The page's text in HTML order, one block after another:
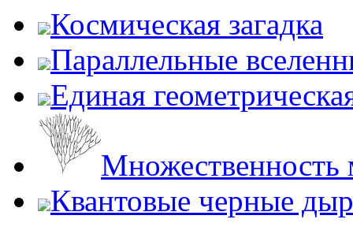
Космическая загадка
Параллельные
Единая
Квантовые черные